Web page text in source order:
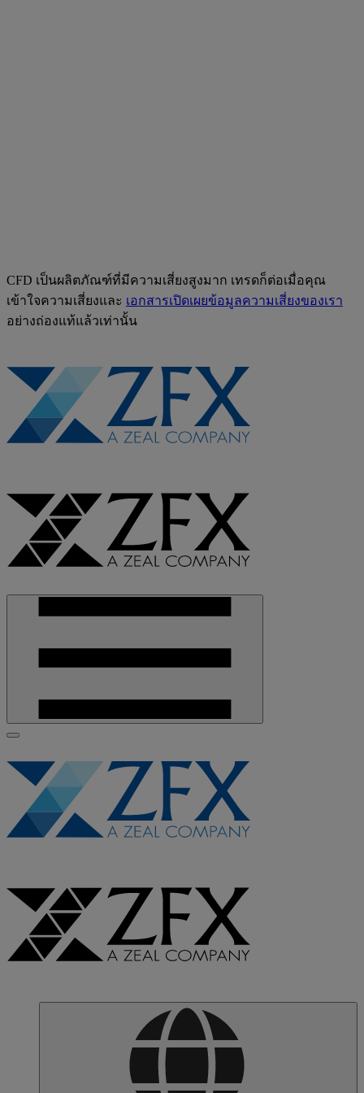
CFD เป็นผลิตภัณฑ์ที่มีความเสี่ยงสูงมาก เทรดก็ต่อเมื่อคุณ
เข้าใจความเสี่ยงและ เอกสารเปิดเผยข้อมูลความเสี่ยงของเรา
อย่างถ่องแท้แล้วเท่านั้น